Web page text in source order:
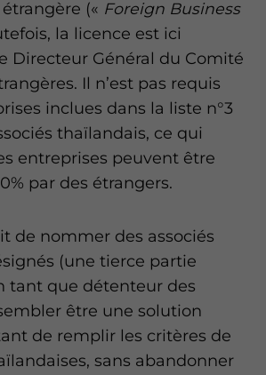
(« Foreign Business
la licence est ici
Directeur Général du Comité
Il n’est pas requis
inclues dans la liste n°3
thaïlandais, ce qui
entreprises peuvent être
par des étrangers.
de nommer des associés
(une tierce partie
tant que détenteur des
être une solution
de remplir les critères de
sans abandonner